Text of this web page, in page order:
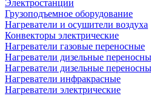
Электростанции
Грузоподъемное оборудование
Нагреватели и осушители воздуха
Конвекторы электрические
Нагреватели газовые переносные
Нагреватели дизельные
Нагреватели дизельные
Нагреватели инфракрасные
Нагреватели электрические